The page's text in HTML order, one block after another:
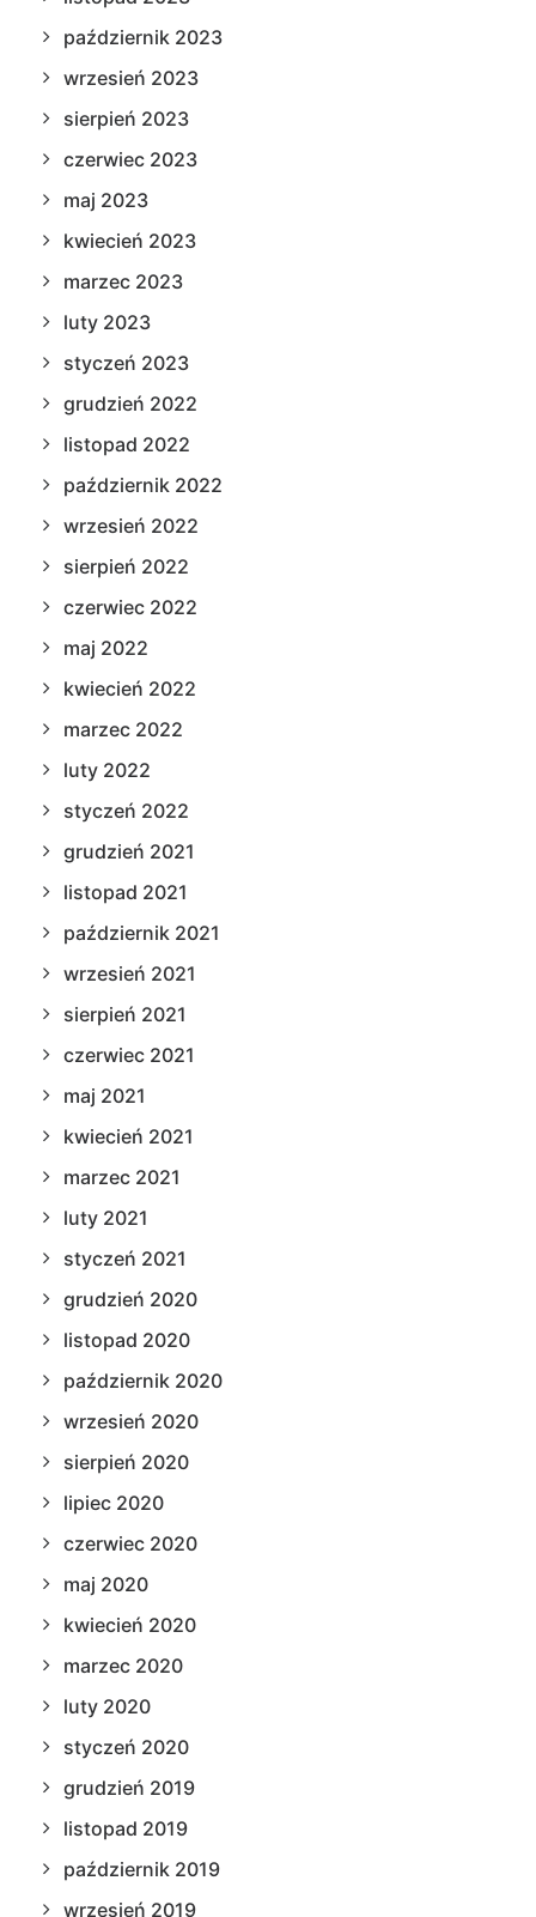
październik 2023
wrzesień 2023
sierpień 2023
czerwiec 2023
maj 2023
kwiecień 2023
marzec 2023
luty 2023
styczeń 2023
grudzień 2022
listopad 2022
październik 2022
wrzesień 2022
sierpień 2022
czerwiec 2022
maj 2022
kwiecień 2022
marzec 2022
luty 2022
styczeń 2022
grudzień 2021
listopad 2021
październik 2021
wrzesień 2021
sierpień 2021
czerwiec 2021
maj 2021
kwiecień 2021
marzec 2021
luty 2021
styczeń 2021
grudzień 2020
listopad 2020
październik 2020
wrzesień 2020
sierpień 2020
lipiec 2020
czerwiec 2020
maj 2020
kwiecień 2020
marzec 2020
luty 2020
styczeń 2020
grudzień 2019
listopad 2019
październik 2019
wrzesień 2019